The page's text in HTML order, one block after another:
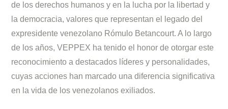
de los derechos humanos y en la lucha por la libertad y
la democracia, valores que representan el legado del
expresidente venezolano Rómulo Betancourt. A lo largo
de los años, VEPPEX ha tenido el honor de otorgar este
reconocimiento a destacados líderes y personalidades,
cuyas acciones han marcado una diferencia significativa
en la vida de los venezolanos exiliados.